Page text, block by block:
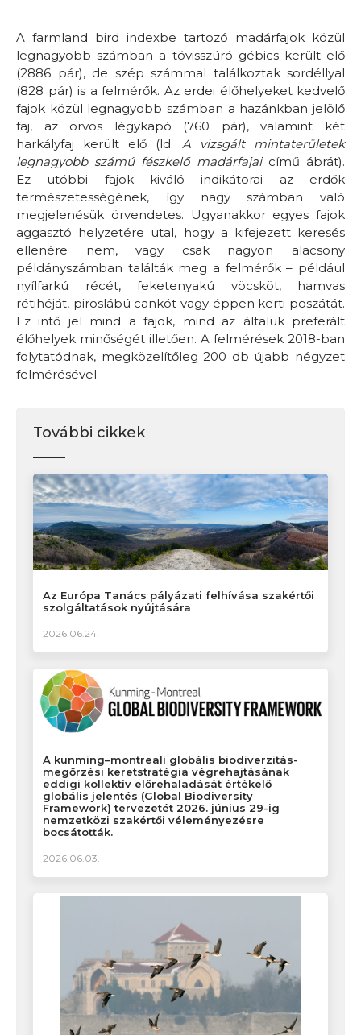
A farmland bird indexbe tartozó madárfajok közül
legnagyobb számban a tövisszúró gébics került elő
(2886 pár), de szép számmal találkoztak sordéllyal
(828 pár) is a felmérők. Az erdei élőhelyeket kedvelő
fajok közül legnagyobb számban a hazánkban jelölő
faj, az örvös légykapó (760 pár), valamint két
harkályfaj került elő (ld. A vizsgált mintaterületek
legnagyobb számú fészkelő madárfajaicímű ábrát).
Ez utóbbi fajok kiváló indikátorai az erdők
természetességének, így nagy számban való
megjelenésük örvendetes. Ugyanakkor egyes fajok
aggasztó helyzetére utal, hogy a kifejezett keresés
ellenére nem, vagy csak nagyon alacsony
példányszámban találták meg a felmérők – például
nyílfarkú récét, feketenyakú vöcsköt, hamvas
rétihéját, piroslábú cankót vagy éppen kerti poszátát.
Ez intő jel mind a fajok, mind az általuk preferált
élőhelyek minőségét illetően. A felmérések 2018-ban
folytatódnak, megközelítőleg 200 db újabb négyzet
felmérésével.
További cikkek
Az Európa Tanács pályázati felhívása szakértői
szolgáltatások nyújtására
2026.06.24.
A kunming–montreali globális biodiverzitás-
megőrzési keretstratégia végrehajtásának
eddigi kollektív előrehaladását értékelő
globális jelentés (Global Biodiversity
Framework) tervezetét 2026. június 29-ig
nemzetközi szakértői véleményezésre
bocsátották.
2026.06.03.